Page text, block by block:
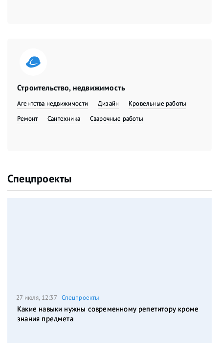
Строительство, недвижимость
Агентства недвижимости Дизайн
Кровельные работы
Ремонт
Сантехника Сварочные работы
Спецпроекты
27 июля, 12:37 Спецпроекты
Какие навыки нужны современному репетитору кроме
знания предмета